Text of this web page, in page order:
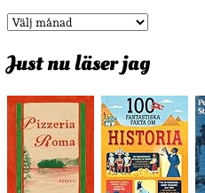
Arkiv
Just nu läser jag